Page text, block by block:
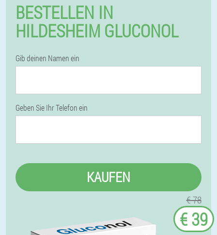
BESTELLEN IN
HILDESHEIM GLUCONOL
Gib deinen Namen ein
Geben Sie Ihr Telefon ein
KAUFEN
€ 78
€ 39